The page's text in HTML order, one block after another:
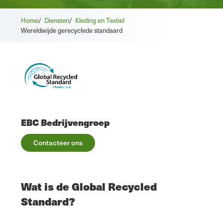
Home/ Diensten/ Kleding en Textiel
Wereldwijde gerecyclede standaard
EBC Bedrijvengroep
Contacteer ons
Wat is de Global Recycled
Standard?